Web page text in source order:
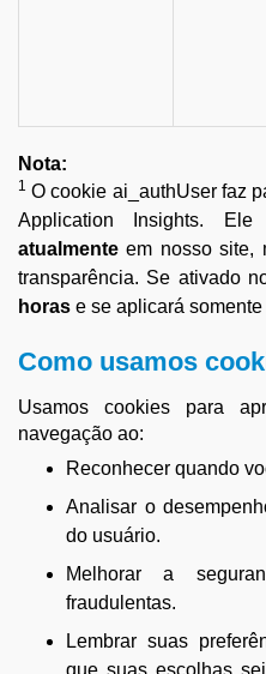
Nota:
1 O cookie ai_authUser faz
Application Insights. Ele
atualmente em nosso site,
transparência. Se ativado
horas e se aplicará
Como usamos
Usamos cookies para
navegação ao:
Reconhecer quando
Analisar o
do usuário.
Melhorar a
fraudulentas.
Lembrar suas
que suas escolhas